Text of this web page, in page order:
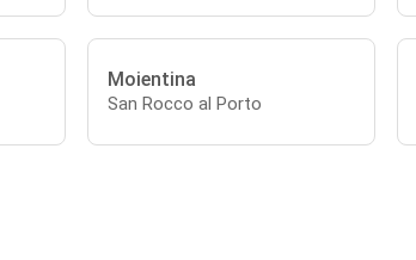
Moientina
San Rocco al Porto